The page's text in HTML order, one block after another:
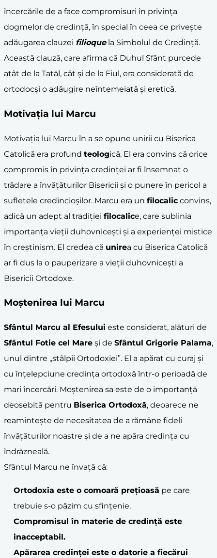
încercările de a face compromisuri în privința
dogmelor de credință, în special în ceea ce privește
adăugarea clauzei filioquela Simbolul de Credință.
Această clauză, care afirma că Duhul Sfânt purcede
atât de la Tatăl, cât și de la Fiul, era considerată de
ortodocși o adăugire neîntemeiată și eretică.
Motivația lui Marcu
Motivația lui Marcu în a se opune unirii cu Biserica
Catolică era profund teologică. El era convins că orice
compromis în privința credinței ar fi însemnat o
trădare a învățăturilor Bisericii și o punere în pericol a
sufletele credincioșilor. Marcu era un filocalic convins,
adică un adept al tradiției filocalice, care sublinia
importanța vieții duhovnicești și a experienței mistice
în creștinism. El credea că unirea cu Biserica Catolică
ar fi dus la o pauperizare a vieții duhovnicești a
Bisericii Ortodoxe.
Moștenirea lui Marcu
Sfântul Marcu al Efesului este considerat, alături de
Sfântul Fotie cel Mare și de Sfântul Grigorie Palama,
unul dintre „stâlpii Ortodoxiei”. El a apărat cu curaj și
cu înțelepciune credința ortodoxă într-o perioadă de
mari încercări. Moștenirea sa este de o importanță
deosebită pentru Biserica Ortodoxă, deoarece ne
reamintește de necesitatea de a rămâne fideli
învățăturilor noastre și de a ne apăra credința cu
îndrăzneală.
Sfântul Marcu ne învață că:
Ortodoxia este o comoară prețioasă pe care
trebuie s-o păzim cu sfințenie.
Compromisul în materie de credință este
inacceptabil.
Apărarea credinței este o datorie a fiecărui